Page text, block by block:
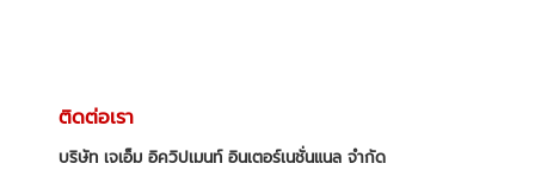
ติดต่อเรา
บริษัท เจเอ็ม อิควิปเมนท์ อินเตอร์เนชั่นแนล จำกัด